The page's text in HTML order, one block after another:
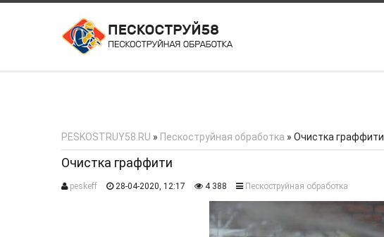
ПОСЛЕДНЕЕ ИЗ ПОРТФОЛИО
PESKOSTRUY58.RU » Пескоструйная обработка » Очистка граффити
Очистка граффити
peskeff 28-04-2020, 12:17 4 388 Пескоструйная обработка